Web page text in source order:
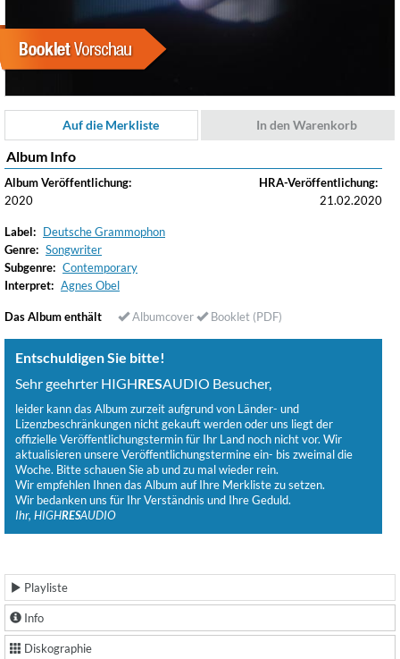
Auf die Merkliste In den Warenkorb
Album Info
Album Veröffentlichung:
2020
HRA-Veröffentlichung:
21.02.2020
Label: Deutsche Grammophon
Genre: Songwriter
Subgenre: Contemporary
Interpret: Agnes Obel
Das Album enthält Albumcover Booklet (PDF)
Entschuldigen Sie bitte!
Sehr geehrter HIGHRESAUDIO Besucher,
leider kann das Album zurzeit aufgrund von Länder- und
Lizenzbeschränkungen nicht gekauft werden oder uns liegt der
offizielle Veröffentlichungstermin für Ihr Land noch nicht vor. Wir
aktualisieren unsere Veröffentlichungstermine ein- bis zweimal die
Woche. Bitte schauen Sie ab und zu mal wieder rein.
Wir empfehlen Ihnen das Album auf Ihre Merkliste zu setzen.
Wir bedanken uns für Ihr Verständnis und Ihre Geduld.
Ihr, HIGHRESAUDIO
Playliste
Info
Diskographie